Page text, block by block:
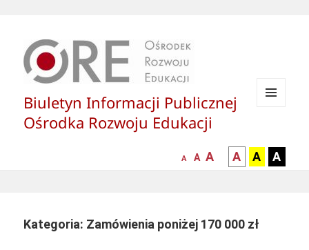
Biuletyn Informacji Publicznej
Ośrodka Rozwoju Edukacji
mniejsza
A
normalna
A
większa-
czcionka
A
kontrast
czarny
tle
A
kontrast
czarny
tle
A
żółty
A
Kategoria: Zamówienia poniżej 170 000 zł